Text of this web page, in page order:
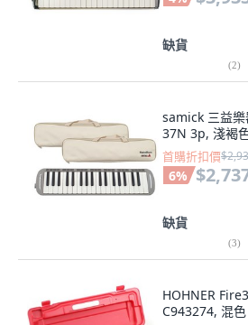
缺貨
(2)
samick 三益
37N 3p, 淺褐
首購折扣價
6%
缺貨
(3)
HOHNER
C943274, 混色